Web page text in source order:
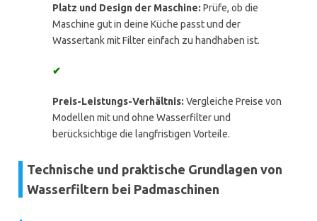
Platz und Design der Maschine: Prüfe, ob die
Maschine gut in deine Küche passt und der
Wassertank mit Filter einfach zu handhaben ist.
✔
Preis-Leistungs-Verhältnis: Vergleiche Preise von
Modellen mit und ohne Wasserfilter und
berücksichtige die langfristigen Vorteile.
Technische und praktische Grundlagen von
Wasserfiltern bei Padmaschinen